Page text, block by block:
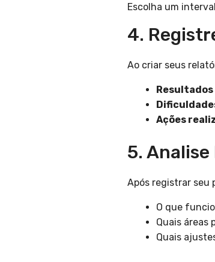
Escolha um
4.
Ao criar seus
Ações
5.
Após registrar seu
O que
Quais áreas
Quais